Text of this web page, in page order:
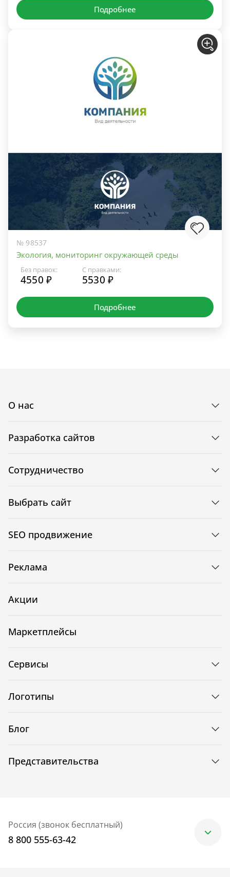
Подробнее
№ 98537
Экология, мониторинг окружающей среды
Без правок:
4550 ₽
С правками:
5530 ₽
Подробнее
О нас
Разработка сайтов
Сотрудничество
Выбрать сайт
SEO продвижение
Реклама
Акции
Маркетплейсы
Сервисы
Логотипы
Блог
Представительства
Россия (звонок бесплатный)
8 800 555-63-42